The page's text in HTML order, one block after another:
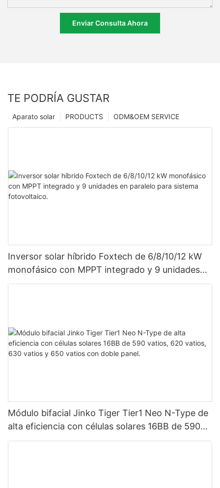
Enviar Consulta Ahora
TE PODRÍA GUSTAR
ODM&OEM SERVICE
PRODUCTS
Aparato solar
Inversor solar híbrido Foxtech de 6/8/10/12 kW
monofásico con MPPT integrado y 9 unidades
en paralelo para sistema fotovoltaico.
Módulo bifacial Jinko Tiger Tier1 Neo N-Type de
alta eficiencia con células solares 16BB de 590
vatios, 620 vatios, 630 vatios y 650 vatios con